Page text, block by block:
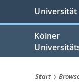
springen
Universität
Kölner
Start